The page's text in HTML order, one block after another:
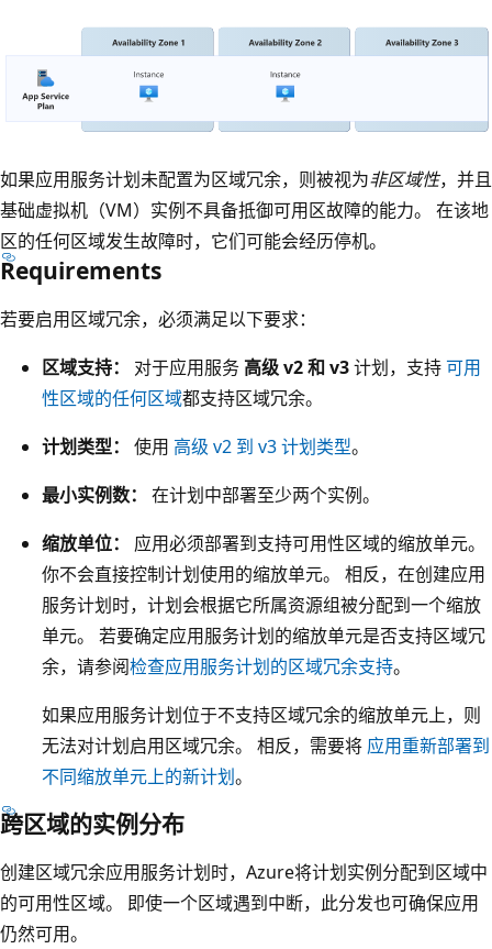
如果应用服务计划未配置为区域冗余，则被视为非区域性，并且
基础虚拟机（VM）实例不具备抵御可用区故障的能力。 在该地
区的任何区域发生故障时，它们可能会经历停机。
Requirements
若要启用区域冗余，必须满足以下要求：
区域支持：
对于应用服务 高级 v2 和 v3计划，支持可用
性区域的任何区域都支持区域冗余。
计划类型：
使用 高级 v2 到 v3 计划类型。
最小实例数：
在计划中部署至少两个实例。
缩放单位：
应用必须部署到支持可用性区域的缩放单元。
你不会直接控制计划使用的缩放单元。 相反，在创建应用
服务计划时，计划会根据它所属资源组被分配到一个缩放
单元。 若要确定应用服务计划的缩放单元是否支持区域冗
余，请参阅检查应用服务计划的区域冗余支持。
如果应用服务计划位于不支持区域冗余的缩放单元上，则
无法对计划启用区域冗余。 相反，需要将 应用重新部署到
不同缩放单元上的新计划。
跨区域的实例分布
创建区域冗余应用服务计划时，Azure将计划实例分配到区域中
的可用性区域。 即使一个区域遇到中断，此分发也可确保应用
仍然可用。